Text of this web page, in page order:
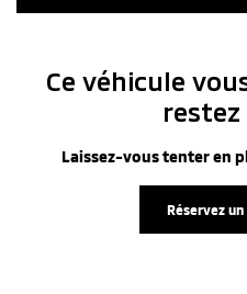
Ce véhicule
restez
Laissez-vous tenter en
Réservez